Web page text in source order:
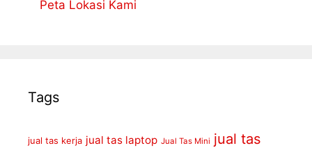
Peta Lokasi Kami
Tags
jual tas kerja jual tas laptop Jual Tas Mini jual tas